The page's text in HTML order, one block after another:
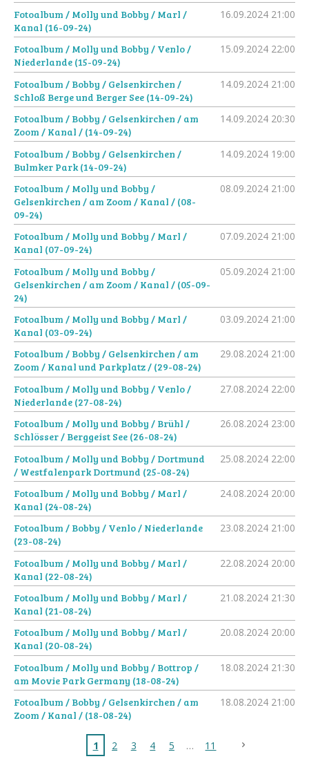
Fotoalbum / Molly und Bobby / Marl /
Kanal (16-09-24)
16.09.2024 21:00
Fotoalbum / Molly und Bobby / Venlo /
Niederlande (15-09-24)
15.09.2024 22:00
Fotoalbum / Bobby / Gelsenkirchen /
Schloß Berge und Berger See (14-09-24)
14.09.2024 21:00
Fotoalbum / Bobby / Gelsenkirchen / am
Zoom / Kanal / (14-09-24)
14.09.2024 20:30
Fotoalbum / Bobby / Gelsenkirchen /
Bulmker Park (14-09-24)
14.09.2024 19:00
Fotoalbum / Molly und Bobby /
Gelsenkirchen / am Zoom / Kanal / (08-
09-24)
08.09.2024 21:00
Fotoalbum / Molly und Bobby / Marl /
Kanal (07-09-24)
07.09.2024 21:00
Fotoalbum / Molly und Bobby /
Gelsenkirchen / am Zoom / Kanal / (05-09-
24)
05.09.2024 21:00
Fotoalbum / Molly und Bobby / Marl /
Kanal (03-09-24)
03.09.2024 21:00
Fotoalbum / Bobby / Gelsenkirchen / am
Zoom / Kanal und Parkplatz / (29-08-24)
29.08.2024 21:00
Fotoalbum / Molly und Bobby / Venlo /
Niederlande (27-08-24)
27.08.2024 22:00
Fotoalbum / Molly und Bobby / Brühl /
Schlösser / Berggeist See (26-08-24)
26.08.2024 23:00
Fotoalbum / Molly und Bobby / Dortmund
/ Westfalenpark Dortmund (25-08-24)
25.08.2024 22:00
Fotoalbum / Molly und Bobby / Marl /
Kanal (24-08-24)
24.08.2024 20:00
Fotoalbum / Bobby / Venlo / Niederlande
(23-08-24)
23.08.2024 21:00
Fotoalbum / Molly und Bobby / Marl /
Kanal (22-08-24)
22.08.2024 20:00
Fotoalbum / Molly und Bobby / Marl /
Kanal (21-08-24)
21.08.2024 21:30
Fotoalbum / Molly und Bobby / Marl /
Kanal (20-08-24)
20.08.2024 20:00
Fotoalbum / Molly und Bobby / Bottrop /
am Movie Park Germany (18-08-24)
18.08.2024 21:30
Fotoalbum / Bobby / Gelsenkirchen / am
Zoom / Kanal / (18-08-24)
18.08.2024 21:00
1 2 3 4 5 11